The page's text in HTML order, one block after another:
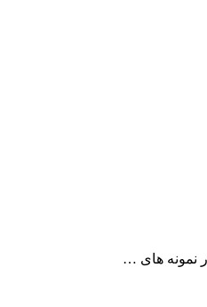
نمونه های …